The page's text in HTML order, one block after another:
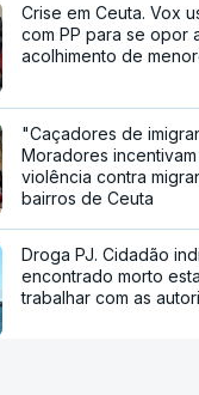
Crise em Ceuta. Vox
com PP para se opor
acolhimento de
"Caçadores de
Moradores incentivam
violência contra
bairros de Ceuta
Droga PJ. Cidadão
encontrado morto
trabalhar com as